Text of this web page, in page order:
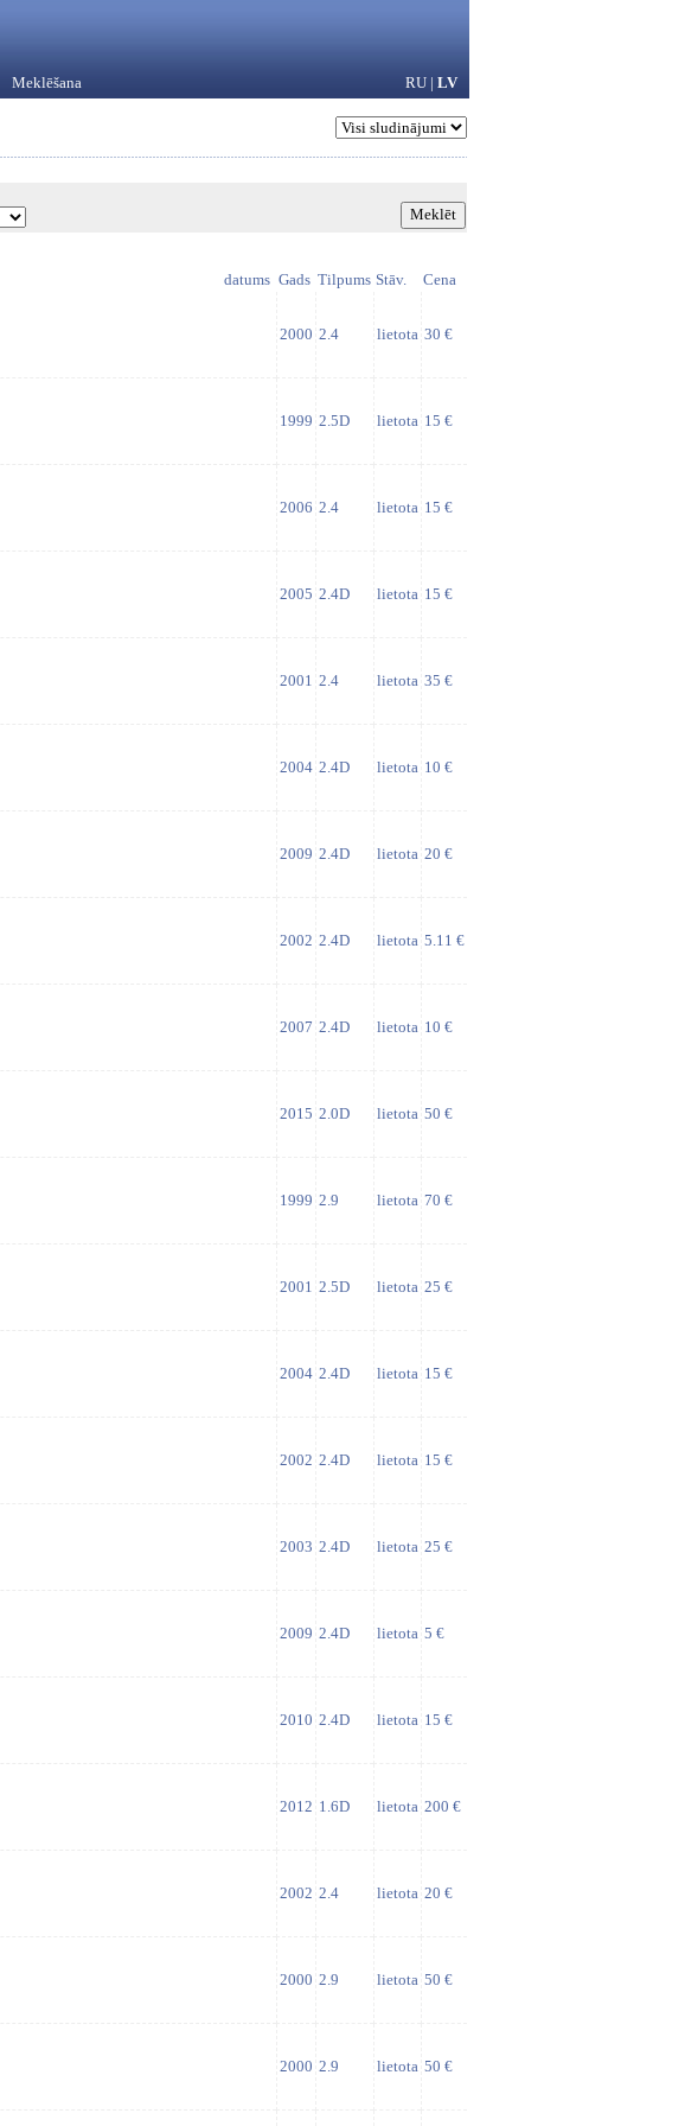
Meklēšana RU | LV
datums Gads Tilpums Stāv. Cena
2000 2.4 lietota 30 €
1999 2.5D lietota 15 €
2006 2.4 lietota 15 €
2005 2.4D lietota 15 €
2001 2.4 lietota 35 €
2004 2.4D lietota 10 €
2009 2.4D lietota 20 €
2002 2.4D lietota 5.11 €
2007 2.4D lietota 10 €
2015 2.0D lietota 50 €
1999 2.9 lietota 70 €
2001 2.5D lietota 25 €
2004 2.4D lietota 15 €
2002 2.4D lietota 15 €
2003 2.4D lietota 25 €
2009 2.4D lietota 5 €
2010 2.4D lietota 15 €
2012 1.6D lietota 200 €
2002 2.4 lietota 20 €
2000 2.9 lietota 50 €
2000 2.9 lietota 50 €